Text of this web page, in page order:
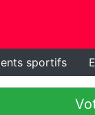
sportifs